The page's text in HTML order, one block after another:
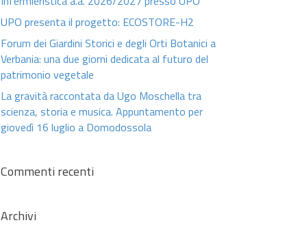
UPO presenta il progetto: ECOSTORE-H2
Forum dei Giardini Storici e degli Orti Botanici a
Verbania: una due giorni dedicata al futuro del
patrimonio vegetale
La gravità raccontata da Ugo Moschella tra
scienza, storia e musica. Appuntamento per
giovedì 16 luglio a Domodossola
Commenti recenti
Archivi